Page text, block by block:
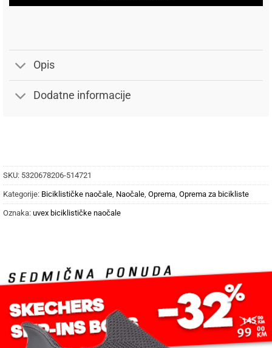
Opis
Dodatne informacije
SKU: 5320678206-514721
Kategorije: Biciklističke naočale Naočale Oprema Oprema za bicikliste
Oznaka: uvex biciklističke naočale